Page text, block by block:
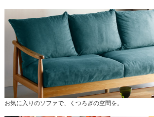
お気に入りのソファで、くつろぎの空間を。